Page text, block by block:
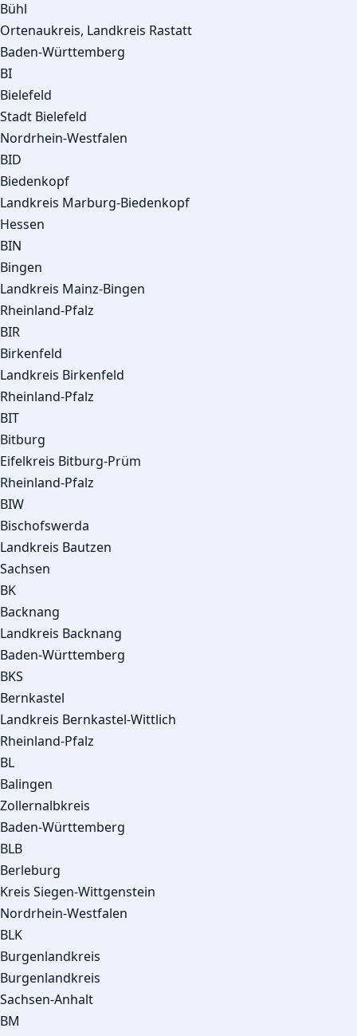
Bühl
Ortenaukreis, Landkreis Rastatt
Baden-Württemberg
BI
Bielefeld
Stadt Bielefeld
Nordrhein-Westfalen
BID
Biedenkopf
Landkreis Marburg-Biedenkopf
Hessen
BIN
Bingen
Landkreis Mainz-Bingen
Rheinland-Pfalz
BIR
Birkenfeld
Landkreis Birkenfeld
Rheinland-Pfalz
BIT
Bitburg
Eifelkreis Bitburg-Prüm
Rheinland-Pfalz
BIW
Bischofswerda
Landkreis Bautzen
Sachsen
BK
Backnang
Landkreis Backnang
Baden-Württemberg
BKS
Bernkastel
Landkreis Bernkastel-Wittlich
Rheinland-Pfalz
BL
Balingen
Zollernalbkreis
Baden-Württemberg
BLB
Berleburg
Kreis Siegen-Wittgenstein
Nordrhein-Westfalen
BLK
Burgenlandkreis
Burgenlandkreis
Sachsen-Anhalt
BM